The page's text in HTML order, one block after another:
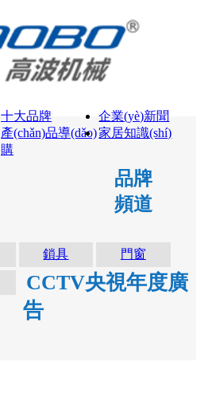
十大品牌
企業(yè)新聞
產(chǎn)品導(dǎo)
購
家居知識(shí)
品牌
頻道
鎖具 門窗
CCTV央視年度廣
告